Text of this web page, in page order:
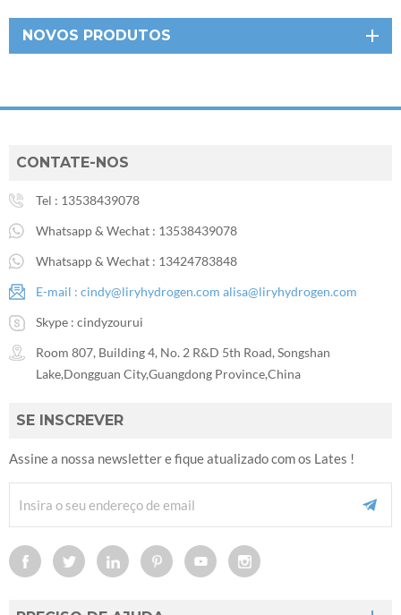
NOVOS PRODUTOS
CONTATE-NOS
Tel : 13538439078
Whatsapp & Wechat : 13538439078
Whatsapp & Wechat : 13424783848
E-mail : cindy@liryhydrogen.com alisa@liryhydrogen.com
Skype : cindyzourui
Room 807, Building 4, No. 2 R&D 5th Road, Songshan
Lake,Dongguan City,Guangdong Province,China
SE INSCREVER
Assine a nossa newsletter e fique atualizado com os Lates !